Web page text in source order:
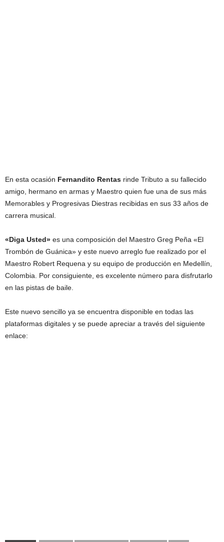
En esta ocasión Fernandito Rentas rinde Tributo a su fallecido
amigo, hermano en armas y Maestro quien fue una de sus más
Memorables y Progresivas Diestras recibidas en sus 33 años de
carrera musical.
«Diga Usted» es una composición del Maestro Greg Peña «El
Trombón de Guánica» y este nuevo arreglo fue realizado por el
Maestro Robert Requena y su equipo de producción en Medellín,
Colombia. Por consiguiente, es excelente número para disfrutarlo
en las pistas de baile.
Este nuevo sencillo ya se encuentra disponible en todas las
plataformas digitales y se puede apreciar a través del siguiente
enlace: